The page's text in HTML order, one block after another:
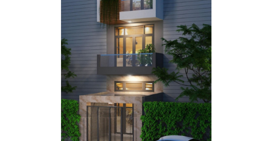
Bản vẽ mẫu nhà ngang 5m dài 20m ( Nguồn kientrucboba )
Nguyên tắc thiết kế nhà ngang 5m
dài 20m hiện đại
Diện tích ngang 5m dài 20m khá phổ biến tại các phu vực thành
phố hiện nay, điểm quan trọng trong thiết kế là làm sao để tạo
được sự thông thoáng cho không gian sống vì tính chất hẹp chiều